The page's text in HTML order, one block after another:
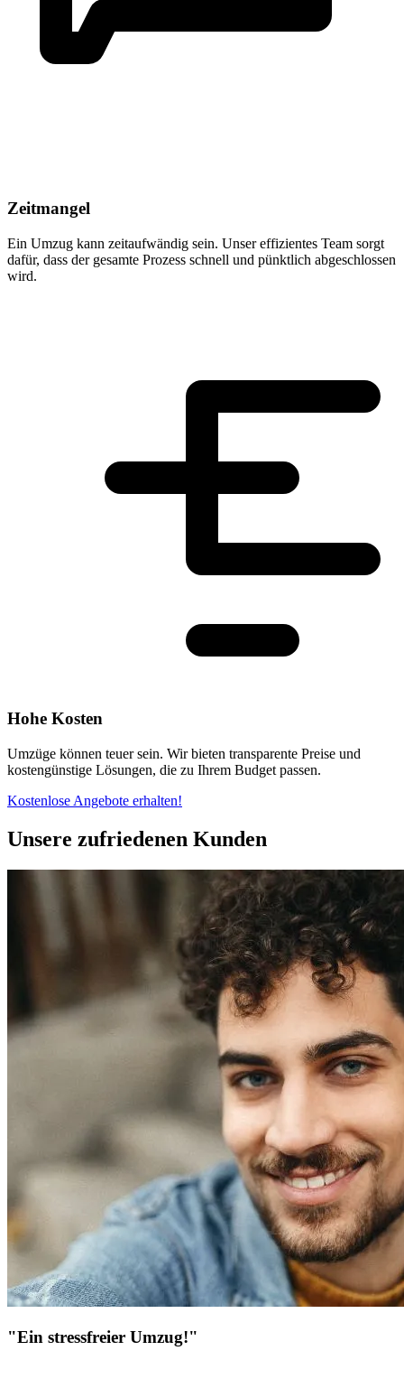
Zeitmangel
Ein Umzug kann zeitaufwändig sein. Unser effizientes Team sorgt
dafür, dass der gesamte Prozess schnell und pünktlich abgeschlossen
wird.
Hohe Kosten
Umzüge können teuer sein. Wir bieten transparente Preise und
kostengünstige Lösungen, die zu Ihrem Budget passen.
Kostenlose Angebote erhalten!
Unsere zufriedenen Kunden
"Ein stressfreier Umzug!"